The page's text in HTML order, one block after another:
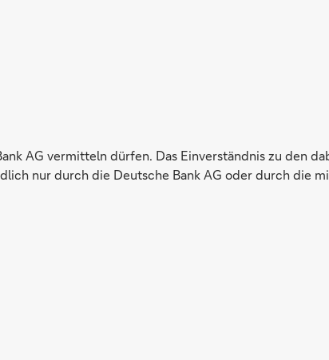
AG vermitteln dürfen. Das Einverständnis zu den
nur durch die Deutsche Bank AG oder durch die